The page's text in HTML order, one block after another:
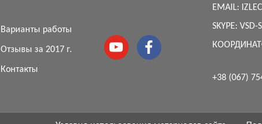
Варианты работы
Отзывы за 2017 г.
Контакты
EMAIL:
SKYPE: VSD-
+38 (067)